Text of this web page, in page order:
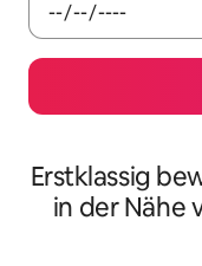
Erstklassig
in der Nähe